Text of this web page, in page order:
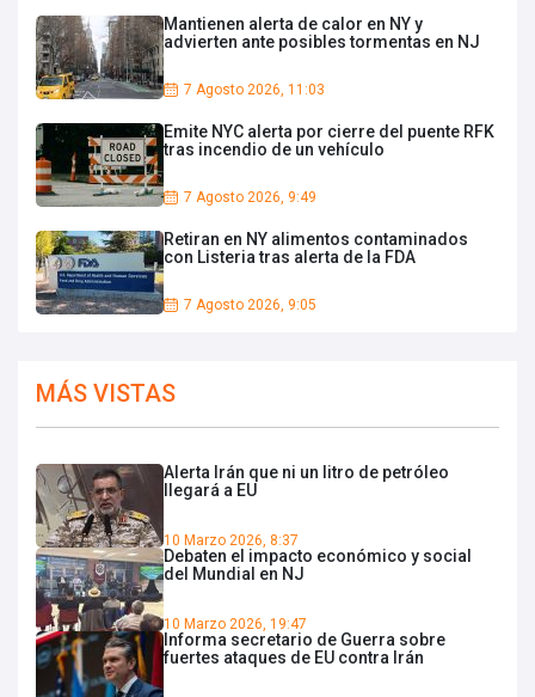
Mantienen alerta de calor en NY y
advierten ante posibles tormentas en NJ
7 Agosto 2026, 11:03
Emite NYC alerta por cierre del puente RFK
tras incendio de un vehículo
7 Agosto 2026, 9:49
Retiran en NY alimentos contaminados
con Listeria tras alerta de la FDA
7 Agosto 2026, 9:05
MÁS VISTAS
Alerta Irán que ni un litro de petróleo
llegará a EU
10 Marzo 2026, 8:37
Debaten el impacto económico y social
del Mundial en NJ
10 Marzo 2026, 19:47
Informa secretario de Guerra sobre
fuertes ataques de EU contra Irán